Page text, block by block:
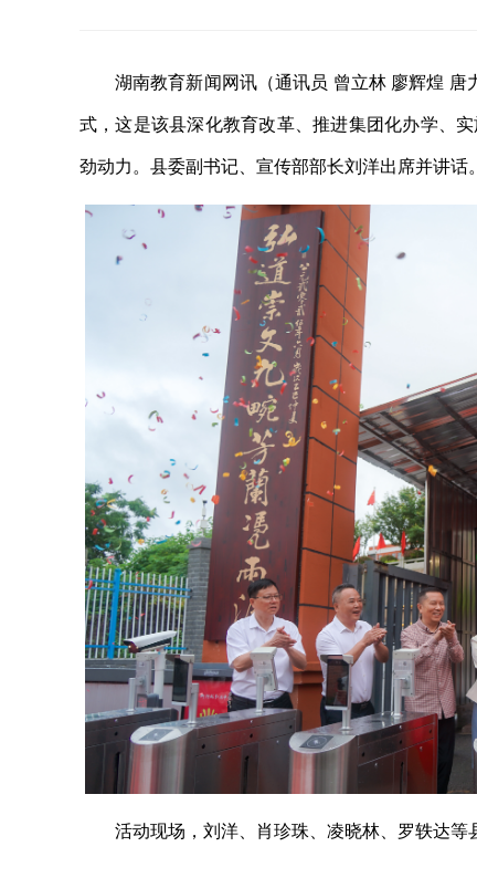
湖南教育新闻网讯（通讯员 曾立林 廖辉煌
式，这是该县深化教育改革、推进集团化办学、
劲动力。县委副书记、宣传部部长刘洋出席并讲话。
活动现场，刘洋、肖珍珠、凌晓林、罗轶达等